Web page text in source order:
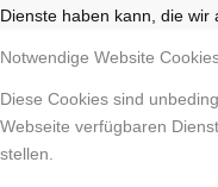
Dienste haben kann, die wir
Notwendige Website
Diese Cookies sind
Webseite verfügbaren
stellen.